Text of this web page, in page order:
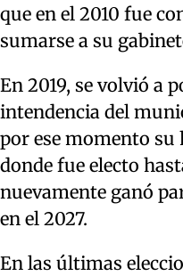
que en el 2010 fue
sumarse a su
En 2019, se volvió a
intendencia del
por ese momento su
donde fue electo
nuevamente ganó
en el 2027.
En las últimas